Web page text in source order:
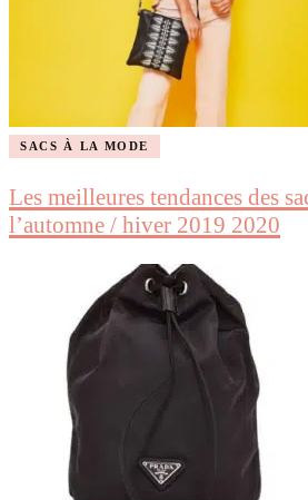
SACS À LA MODE
Les meilleures tendances des
l’automne / hiver 2019 2020